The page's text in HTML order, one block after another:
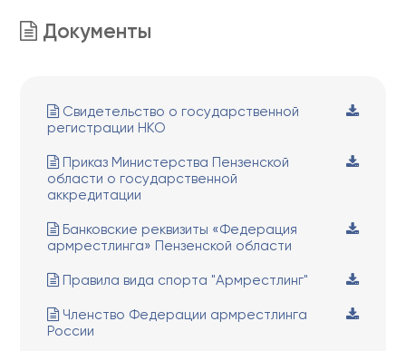
Документы
Свидетельство о государственной
регистрации НКО
Приказ Министерства Пензенской
области о государственной
аккредитации
Банковские реквизиты «Федерация
армрестлинга» Пензенской области
Правила вида спорта "Армрестлинг"
Членство Федерации армрестлинга
России